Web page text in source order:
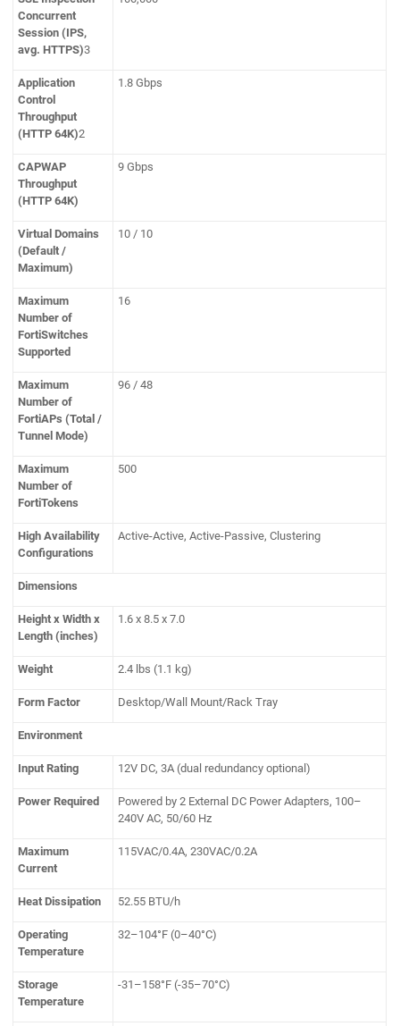
Concurrent
Session (IPS,
avg. HTTPS)3
Application
Control
Throughput
(HTTP 64K)2
1.8 Gbps
CAPWAP
Throughput
(HTTP 64K)
9 Gbps
Virtual Domains
(Default /
Maximum)
10 / 10
Maximum
Number of
FortiSwitches
Supported
16
Maximum
Number of
FortiAPs (Total /
Tunnel Mode)
96 / 48
Maximum
Number of
FortiTokens
500
High Availability
Configurations
Active-Active, Active-Passive, Clustering
Dimensions
Height x Width x
Length (inches)
1.6 x 8.5 x 7.0
Weight 2.4 lbs (1.1 kg)
Form Factor Desktop/Wall Mount/Rack Tray
Environment
Input Rating 12V DC, 3A (dual redundancy optional)
Power Required
Powered by 2 External DC Power Adapters, 100–
240V AC, 50/60 Hz
Maximum
Current
115VAC/0.4A, 230VAC/0.2A
Heat Dissipation 52.55 BTU/h
Operating
Temperature
32–104°F (0–40°C)
Storage
Temperature
-31–158°F (-35–70°C)